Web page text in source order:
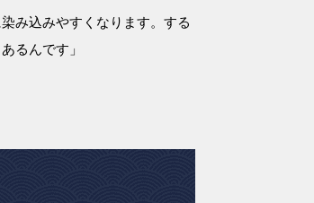
み込みやすくなります。する
るんです」